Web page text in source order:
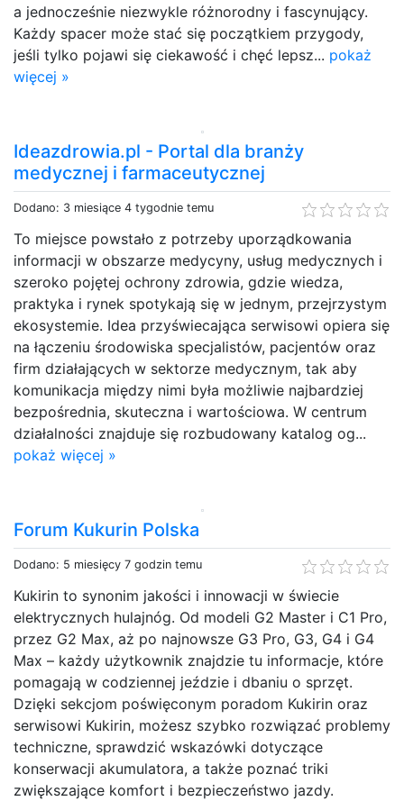
a jednocześnie niezwykle różnorodny i fascynujący.
Każdy spacer może stać się początkiem przygody,
jeśli tylko pojawi się ciekawość i chęć lepsz... pokaż
więcej »
Ideazdrowia.pl - Portal dla branży
medycznej i farmaceutycznej
Dodano: 3 miesiące 4 tygodnie temu
To miejsce powstało z potrzeby uporządkowania
informacji w obszarze medycyny, usług medycznych i
szeroko pojętej ochrony zdrowia, gdzie wiedza,
praktyka i rynek spotykają się w jednym, przejrzystym
ekosystemie. Idea przyświecająca serwisowi opiera się
na łączeniu środowiska specjalistów, pacjentów oraz
firm działających w sektorze medycznym, tak aby
komunikacja między nimi była możliwie najbardziej
bezpośrednia, skuteczna i wartościowa. W centrum
działalności znajduje się rozbudowany katalog og...
pokaż więcej »
Forum Kukurin Polska
Dodano: 5 miesięcy 7 godzin temu
Kukirin to synonim jakości i innowacji w świecie
elektrycznych hulajnóg. Od modeli G2 Master i C1 Pro,
przez G2 Max, aż po najnowsze G3 Pro, G3, G4 i G4
Max – każdy użytkownik znajdzie tu informacje, które
pomagają w codziennej jeździe i dbaniu o sprzęt.
Dzięki sekcjom poświęconym poradom Kukirin oraz
serwisowi Kukirin, możesz szybko rozwiązać problemy
techniczne, sprawdzić wskazówki dotyczące
konserwacji akumulatora, a także poznać triki
zwiększające komfort i bezpieczeństwo jazdy.